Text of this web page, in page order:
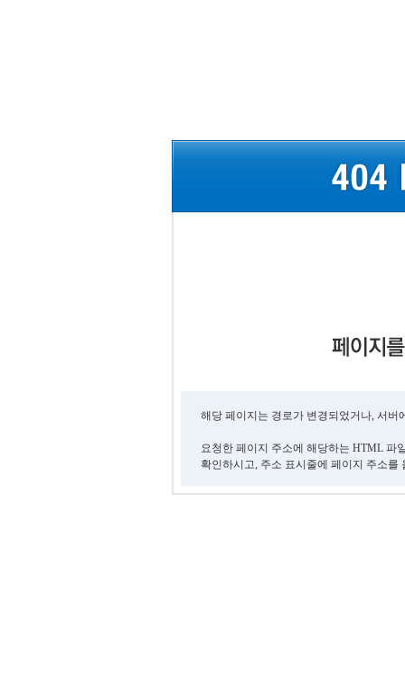
해당 페이지는 경로가 변경되었거나, 서
요청한 페이지 주소에 해당하는 HTML 파
확인하시고, 주소 표시줄에 페이지 주소